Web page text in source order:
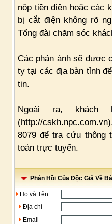
nộp tiền điện hoặc các
bị cắt điện không rõ
Tổng đài chăm sóc
Các phản ánh sẽ được
ty tại các địa bàn tỉnh
tin.
Ngoài ra, khách
(http://
8079 để tra cứu thông
toán trực tuyến.
Phản Hồi Của Độc Giả Về
Họ và Tên
Địa chỉ
Email